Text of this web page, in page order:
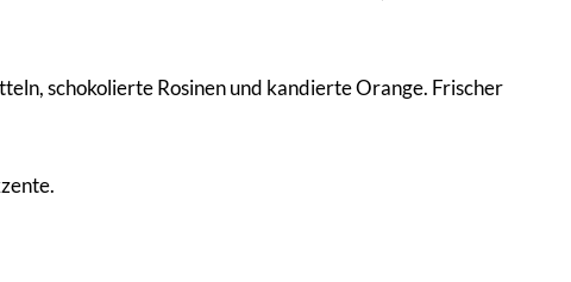
schokolierte Rosinen und kandierte Orange. Frischer